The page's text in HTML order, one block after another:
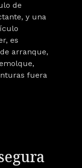
de
y una
es
arranque,
fuera